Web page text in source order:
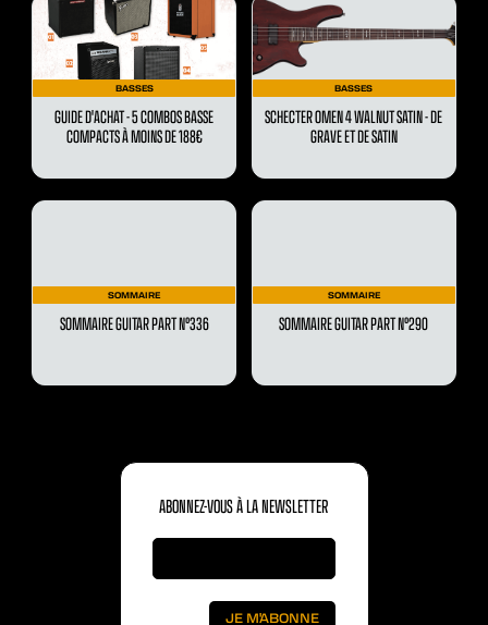
BASSES
GUIDE D'ACHAT - 5 COMBOS BASSE
COMPACTS À MOINS DE 188€
BASSES
SCHECTER OMEN 4 WALNUT SATIN - DE
GRAVE ET DE SATIN
SOMMAIRE
SOMMAIRE GUITAR PART N°336
SOMMAIRE
SOMMAIRE GUITAR PART N°290
ABONNEZ-VOUS À LA NEWSLETTER